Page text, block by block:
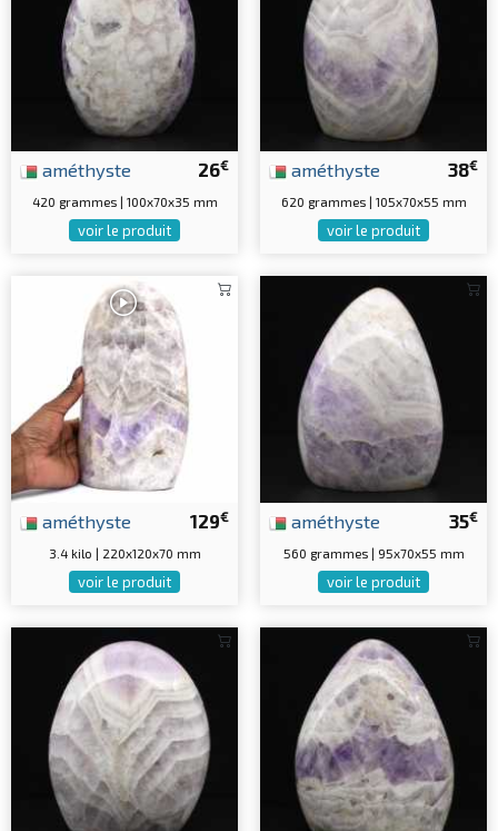
26€
améthyste
420 grammes | 100x70x35 mm
voir le produit
38€
améthyste
620 grammes | 105x70x55 mm
voir le produit
129€
améthyste
3.4 kilo | 220x120x70 mm
voir le produit
35€
améthyste
560 grammes | 95x70x55 mm
voir le produit